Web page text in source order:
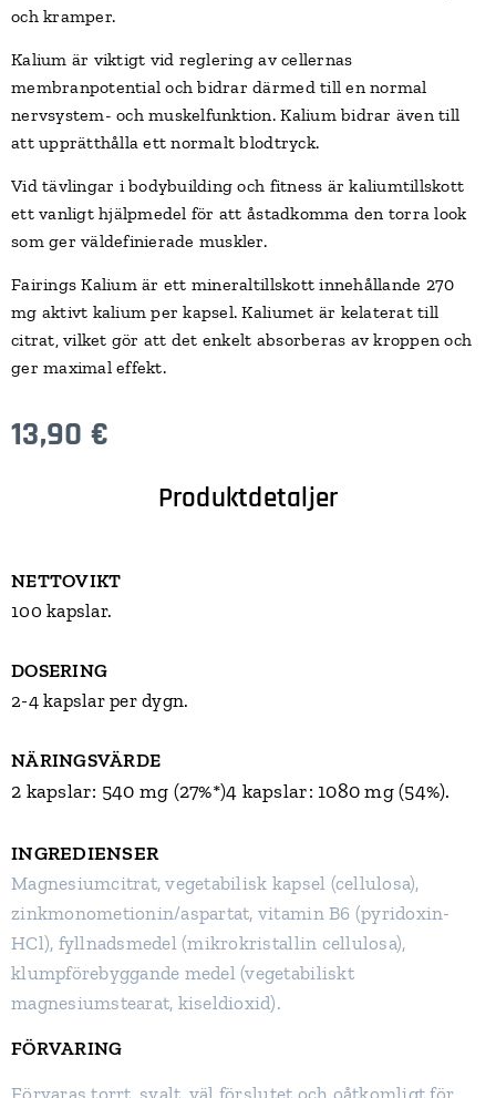
och kramper.
Kalium är viktigt vid reglering av cellernas
membranpotential och bidrar därmed till en normal
nervsystem- och muskelfunktion. Kalium bidrar även till
att upprätthålla ett normalt blodtryck.
Vid tävlingar i bodybuilding och fitness är kaliumtillskott
ett vanligt hjälpmedel för att åstadkomma den torra look
som ger väldefinierade muskler.
Fairings Kalium är ett mineraltillskott innehållande 270
mg aktivt kalium per kapsel. Kaliumet är kelaterat till
citrat, vilket gör att det enkelt absorberas av kroppen och
ger maximal effekt.
13,90 €
Produktdetaljer
NETTOVIKT
100 kapslar.
DOSERING
2-4 kapslar per dygn.
NÄRINGSVÄRDE
2 kapslar: 540 mg (27%*)4 kapslar: 1080 mg (54%).
INGREDIENSER
Magnesiumcitrat, vegetabilisk kapsel (cellulosa),
zinkmonometionin/aspartat, vitamin B6 (pyridoxin-
HCl), fyllnadsmedel (mikrokristallin cellulosa),
klumpförebyggande medel (vegetabiliskt
magnesiumstearat, kiseldioxid).
FÖRVARING
Förvaras torrt, svalt, väl förslutet och oåtkomligt för